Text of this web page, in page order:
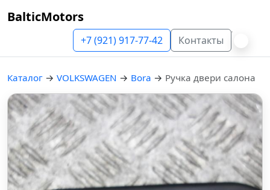
BalticMotors
+7 (921) 917-77-42 Контакты
Каталог → VOLKSWAGEN → Bora → Ручка двери салона